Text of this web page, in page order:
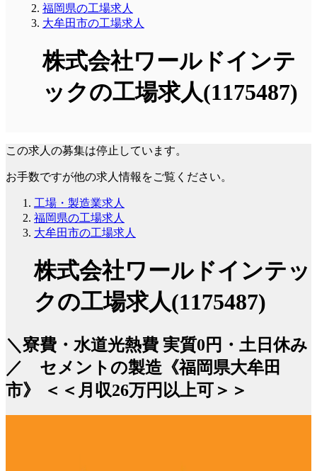
福岡県の工場求人
大牟田市の工場求人
株式会社ワールドインテ
ックの工場求人(1175487)
この求人の募集は停止しています。
お手数ですが他の求人情報をご覧ください。
工場・製造業求人
福岡県の工場求人
大牟田市の工場求人
株式会社ワールドインテッ
クの工場求人(1175487)
＼寮費・水道光熱費 実質0円・土日休み
／ セメントの製造《福岡県大牟田
市》 ＜＜月収26万円以上可＞＞